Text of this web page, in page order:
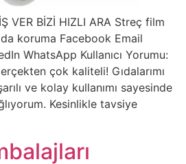
VER BİZİ HIZLI ARA Streç film
koruma Facebook Email
WhatsApp Kullanıcı Yorumu:
çok kaliteli! Gıdalarımı
ve kolay kullanımı sayesinde
Kesinlikle tavsiye